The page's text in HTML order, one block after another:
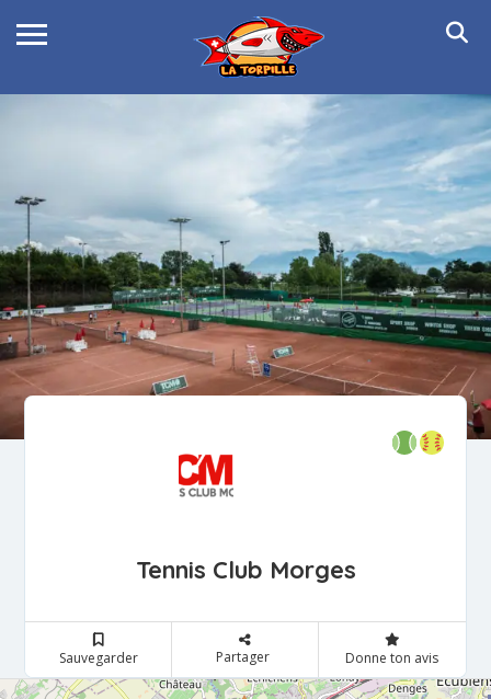
Tennis Club Morges
Sauvegarder Partager Donne ton avis